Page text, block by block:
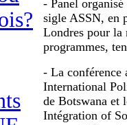
- Panel
sigle ASSN, en
Londres pour la
programmes,
- La conférence
International
de Botswana et
Intégration of